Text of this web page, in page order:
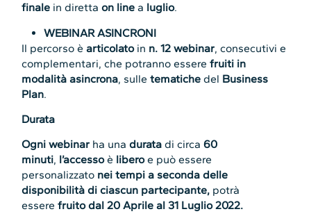
finale in direttaon line a luglio.
WEBINAR ASINCRONI
Il percorso èarticolato in n. 12 webinar, consecutivi e
complementari, che potranno esserefruiti in
modalità asincrona, sulletematiche del Business
Plan.
Durata
Ogni webinar ha unadurata di circa60
minuti, l’accessoè liberoe può essere
personalizzato nei tempi a seconda delle
disponibilità di ciascun partecipante, potrà
essere fruito dal 20 Aprile al 31 Luglio 2022.